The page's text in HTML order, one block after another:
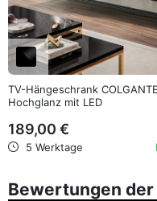
TV-Hängeschrank
Hochglanz mit LED
189,00 €
5 Werktage
Bewertungen